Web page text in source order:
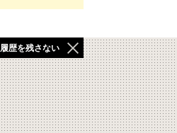
履歴を残さない